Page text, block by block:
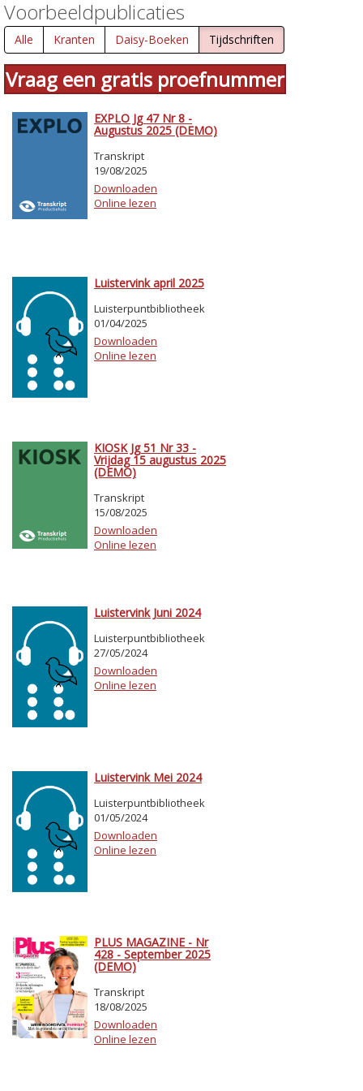
Voorbeeldpublicaties
Alle Kranten Daisy-Boeken Tijdschriften
Vraag een gratis proefnummer
EXPLO Jg 47 Nr 8 -
Augustus 2025 (DEMO)
Transkript
19/08/2025
Downloaden
Online lezen
Luistervink april 2025
Luisterpuntbibliotheek
01/04/2025
Downloaden
Online lezen
KIOSK Jg 51 Nr 33 -
Vrijdag 15 augustus 2025
(DEMO)
Transkript
15/08/2025
Downloaden
Online lezen
Luistervink Juni 2024
Luisterpuntbibliotheek
27/05/2024
Downloaden
Online lezen
Luistervink Mei 2024
Luisterpuntbibliotheek
01/05/2024
Downloaden
Online lezen
PLUS MAGAZINE - Nr
428 - September 2025
(DEMO)
Transkript
18/08/2025
Downloaden
Online lezen